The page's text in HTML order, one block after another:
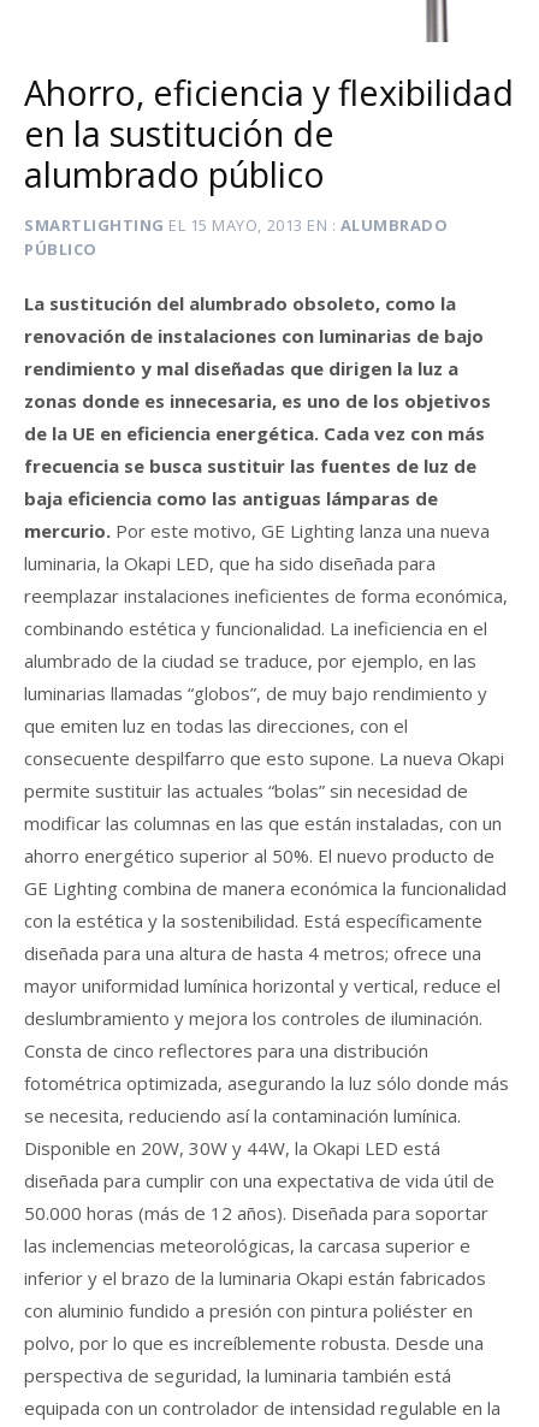
Ahorro, eficiencia y flexibilidad
en la sustitución de
alumbrado público
SMARTLIGHTING EL 15 MAYO, 2013 EN
ALUMBRADO
PÚBLICO
La sustitución del alumbrado obsoleto, como la
renovación de instalaciones con luminarias de bajo
rendimiento y mal diseñadas que dirigen la luz a
zonas donde es innecesaria, es uno de los objetivos
de la UE en eficiencia energética. Cada vez con más
frecuencia se busca sustituir las fuentes de luz de
baja eficiencia como las antiguas lámparas de
mercurio. Por este motivo, GE Lighting lanza una nueva
luminaria, la Okapi LED, que ha sido diseñada para
reemplazar instalaciones ineficientes de forma económica,
combinando estética y funcionalidad. La ineficiencia en el
alumbrado de la ciudad se traduce, por ejemplo, en las
luminarias llamadas “globos”, de muy bajo rendimiento y
que emiten luz en todas las direcciones, con el
consecuente despilfarro que esto supone. La nueva Okapi
permite sustituir las actuales “bolas” sin necesidad de
modificar las columnas en las que están instaladas, con un
ahorro energético superior al 50%. El nuevo producto de
GE Lighting combina de manera económica la funcionalidad
con la estética y la sostenibilidad. Está específicamente
diseñada para una altura de hasta 4 metros; ofrece una
mayor uniformidad lumínica horizontal y vertical, reduce el
deslumbramiento y mejora los controles de iluminación.
Consta de cinco reflectores para una distribución
fotométrica optimizada, asegurando la luz sólo donde más
se necesita, reduciendo así la contaminación lumínica.
Disponible en 20W, 30W y 44W, la Okapi LED está
diseñada para cumplir con una expectativa de vida útil de
50.000 horas (más de 12 años). Diseñada para soportar
las inclemencias meteorológicas, la carcasa superior e
inferior y el brazo de la luminaria Okapi están fabricados
con aluminio fundido a presión con pintura poliéster en
polvo, por lo que es increíblemente robusta. Desde una
perspectiva de seguridad, la luminaria también está
equipada con un controlador de intensidad regulable en la